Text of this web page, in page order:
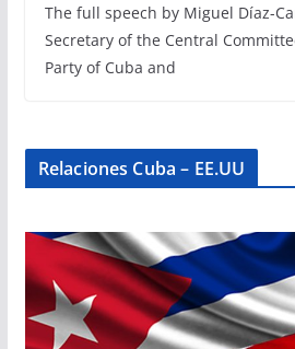
The full speech by Miguel Díaz-
Secretary of the Central
Party of Cuba and
Relaciones Cuba – EE.UU